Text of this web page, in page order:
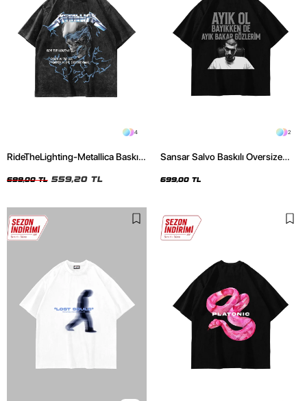
4
RideTheLighting-Metallica Baskılı
Tshirt
699,00 TL 559,20 TL
2
Sansar Salvo Baskılı Oversize
699,00 TL